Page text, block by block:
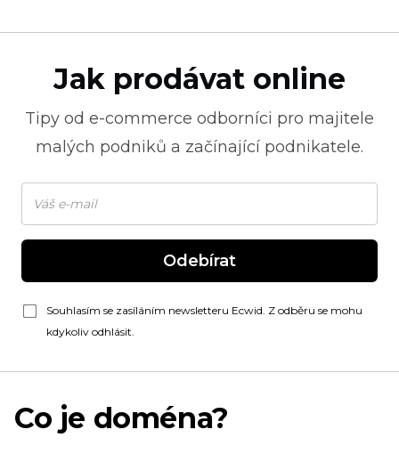
Jak prodávat online
Tipy od e-commerce odborníci pro majitele
malých podniků a začínající podnikatele.
Odebírat
Souhlasím se zasíláním newsletteru Ecwid. Z odběru se mohu
kdykoliv odhlásit.
Co je doména?